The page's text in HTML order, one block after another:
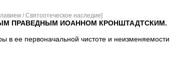
/ Святоотеческое наследие]
ПРАВЕДНЫМ ИОАННОМ КРОНШТАДТСКИМ.
в ее первоначальной чистоте и